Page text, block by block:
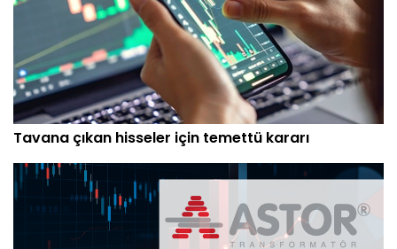
Tavana çıkan hisseler için temettü kararı